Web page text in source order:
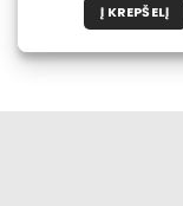
Į KREPŠELĮ